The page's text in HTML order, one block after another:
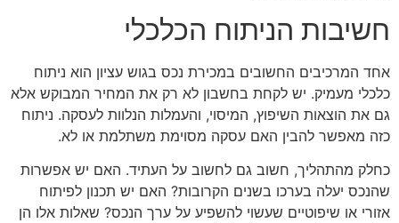
חשיבות הניתוח הכלכלי
אחד המרכיבים החשובים במכירת נכס בגוש עציון הוא ניתוח
כלכלי מעמיק. יש לקחת בחשבון לא רק את המחיר המבוקש אלא
גם את הוצאות השיפוץ, המיסוי, והעמלות הנלוות לעסקה. ניתוח
כזה מאפשר להבין האם עסקה מסוימת משתלמת או לא.
כחלק מהתהליך, חשוב גם לחשוב על העתיד. האם יש אפשרות
שהנכס יעלה בערכו בשנים הקרובות? האם יש תכנון לפיתוח
אזורי או שיפוטיים שעשוי להשפיע על ערך הנכס? שאלות אלו הן